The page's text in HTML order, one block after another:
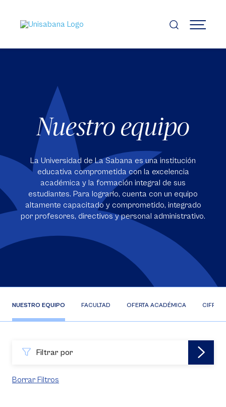
contenido
principal
MENÚ
Nuestro equipo
La Universidad de La Sabana es una institución
educativa comprometida con la excelencia
académica y la formación integral de sus
estudiantes. Para lograrlo, cuenta con un equipo
altamente capacitado y comprometido, integrado
por profesores, directivos y personal administrativo.
NUESTRO EQUIPO FACULTAD OFERTA ACADÉMICA CIFRAS
Filtrar por
Borrar Filtros